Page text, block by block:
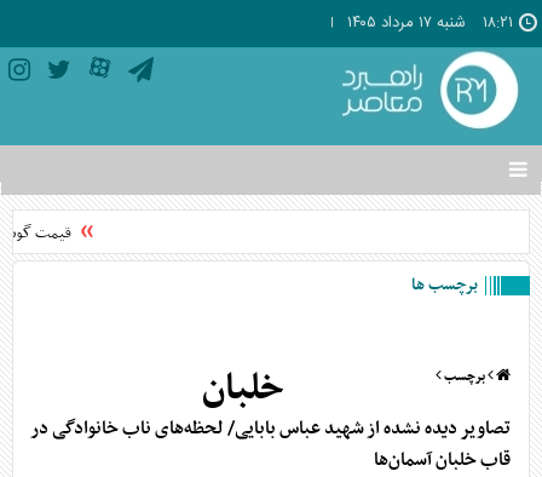
۱۸:۲۱ شنبه ۱۷ مرداد ۱۴۰۵
تغییر
وضعیت
منوی
ها
قیمت گوشی‌های
برچسب ها
برچسب خلبان
تصاویر دیده نشده از شهید عباس بابایی/ لحظه‌های ناب خانوادگی در
قاب خلبان آسمان‌ها